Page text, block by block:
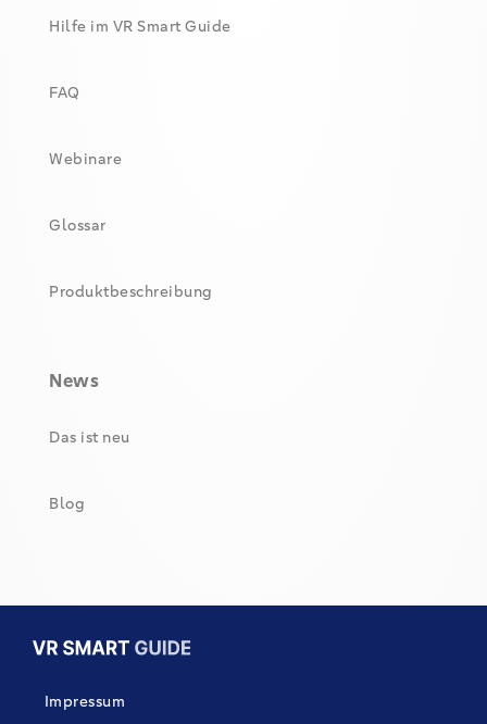
Hilfe im VR Smart Guide
FAQ
Webinare
Glossar
Produktbeschreibung
News
Das ist neu
Blog
Impressum